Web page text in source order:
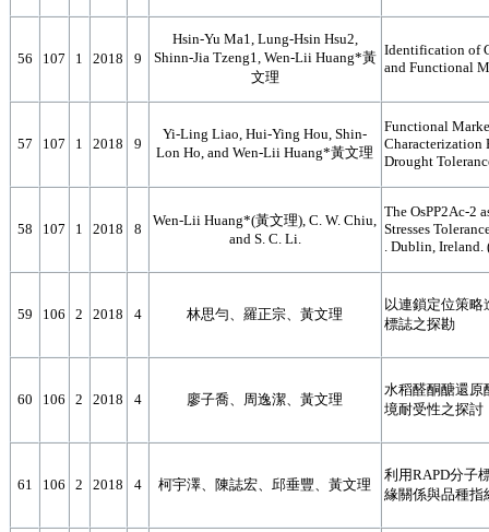
56 107 1 2018 9
Hsin-Yu Ma1, Lung-Hsin Hsu2,
Shinn-Jia Tzeng1, Wen-Lii Huang*黃
文理
Identification of
and Functional
57 107 1 2018 9
Yi-Ling Liao, Hui-Ying Hou, Shin-
Lon Ho, and Wen-Lii Huang*黃文理
Functional
Characterization
Drought
58 107 1 2018 8
Wen-Lii Huang*(黃文理), C. W. Chiu,
and S. C. Li.
The OsPP2Ac-2
Stresses
. Dublin, Ireland.
59 106 2 2018 4 林思勻、羅正宗、黃文理
以連鎖定位策
標誌之探勘
60 106 2 2018 4 廖子喬、周逸潔、黃文理
水稻醛酮醣還原
境耐受性之探討
61 106 2 2018 4 柯宇澤、陳誌宏、邱垂豐、黃文理
利用RAPD分子
緣關係與品種指